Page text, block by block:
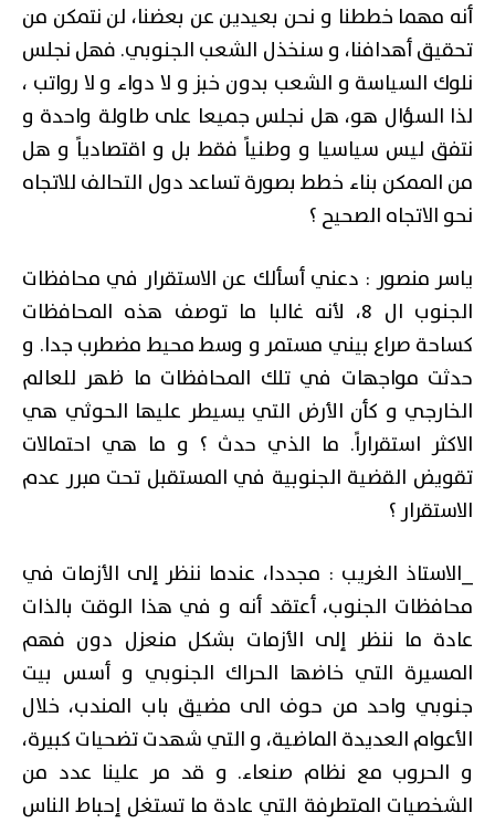
أنه مهما خططنا و نحن بعيدين عن بعضنا، لن نتمكن من
تحقيق أهدافنا، و سنخذل الشعب الجنوبي. فهل نجلس
نلوك السياسة و الشعب بدون خبز و لا دواء و لا رواتب ،
لذا السؤال هو، هل نجلس جميعا على طاولة واحدة و
نتفق ليس سياسيا و وطنياً فقط بل و اقتصادياً و هل
من الممكن بناء خطط بصورة تساعد دول التحالف للاتجاه
نحو الاتجاه الصحيح ؟
ياسر منصور : دعني أسألك عن الاستقرار في محافظات
الجنوب ال 8، لأنه غالبا ما توصف هذه المحافظات
كساحة صراع بيني مستمر و وسط محيط مضطرب جدا. و
حدثت مواجهات في تلك المحافظات ما ظهر للعالم
الخارجي و كأن الأرض التي يسيطر عليها الحوثي هي
الاكثر استقراراً. ما الذي حدث ؟ و ما هي احتمالات
تقويض القضية الجنوبية في المستقبل تحت مبرر عدم
الاستقرار ؟
_الاستاذ الغريب : مجددا، عندما ننظر إلى الأزمات في
محافظات الجنوب، أعتقد أنه و في هذا الوقت بالذات
عادة ما ننظر إلى الأزمات بشكل منعزل دون فهم
المسيرة التي خاضها الحراك الجنوبي و أسس بيت
جنوبي واحد من حوف الى مضيق باب المندب، خلال
الأعوام العديدة الماضية، و التي شهدت تضحيات كبيرة،
و الحروب مع نظام صنعاء. و قد مر علينا عدد من
الشخصيات المتطرفة التي عادة ما تستغل إحباط الناس